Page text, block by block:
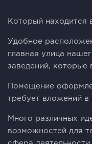
Который находится
Удoбнoe
главнaя улицa
заведeний, которые
Помещение
требует вложений
Много различных
возможностей для